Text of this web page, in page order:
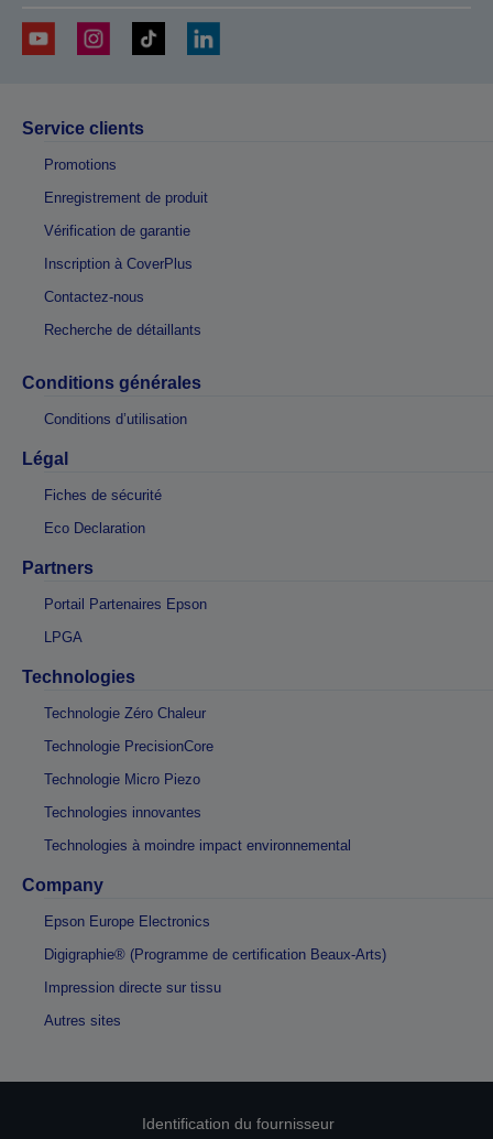
Service clients
Promotions
Enregistrement de produit
Vérification de garantie
Inscription à CoverPlus
Contactez-nous
Recherche de détaillants
Conditions générales
Conditions d’utilisation
Légal
Fiches de sécurité
Eco Declaration
Partners
Portail Partenaires Epson
LPGA
Technologies
Technologie Zéro Chaleur
Technologie PrecisionCore
Technologie Micro Piezo
Technologies innovantes
Technologies à moindre impact environnemental
Company
Epson Europe Electronics
Digigraphie® (Programme de certification Beaux-Arts)
Impression directe sur tissu
Autres sites
Identification du fournisseur